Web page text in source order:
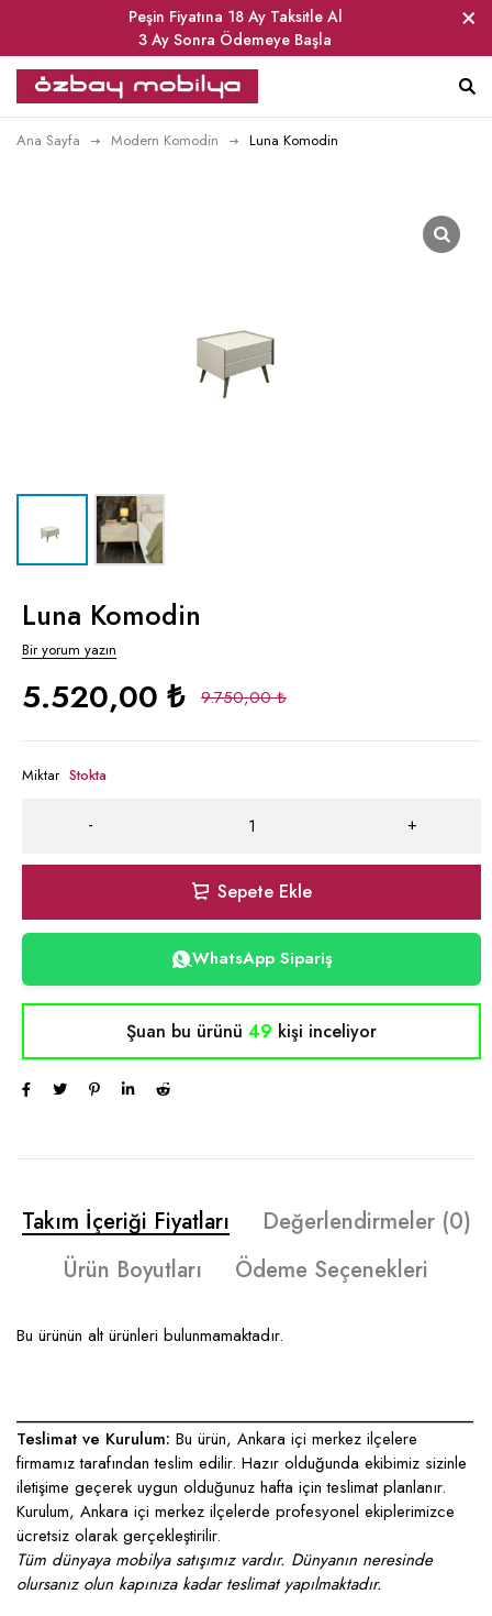
Peşin Fiyatına 18 Ay Taksitle Al
3 Ay Sonra Ödemeye Başla
Ana Sayfa Modern Komodin Luna Komodin
Luna Komodin
Bir yorum yazın
9.750,00₺
5.520,00 ₺
Miktar Stokta
Sepete Ekle
WhatsApp Sipariş
Şuan bu ürünü 49 kişi inceliyor
Takım İçeriği Fiyatları
Değerlendirmeler (0)
Ürün Boyutları
Ödeme Seçenekleri
Bu ürünün alt ürünleri bulunmamaktadır.
____________________________________________________
Teslimat ve Kurulum: Bu ürün, Ankara içi merkez ilçelere
firmamız tarafından teslim edilir. Hazır olduğunda ekibimiz sizinle
iletişime geçerek uygun olduğunuz hafta için teslimat planlanır.
Kurulum, Ankara içi merkez ilçelerde profesyonel ekiplerimizce
ücretsiz olarak gerçekleştirilir.
Tüm dünyaya mobilya satışımız vardır. Dünyanın neresinde
olursanız olun kapınıza kadar teslimat yapılmaktadır.